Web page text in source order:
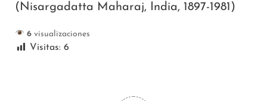
(Nisargadatta Maharaj, India, 1897-1981)
6visualizaciones
Visitas: 6